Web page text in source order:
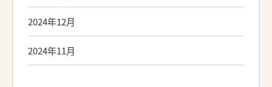
2024年12月
2024年11月